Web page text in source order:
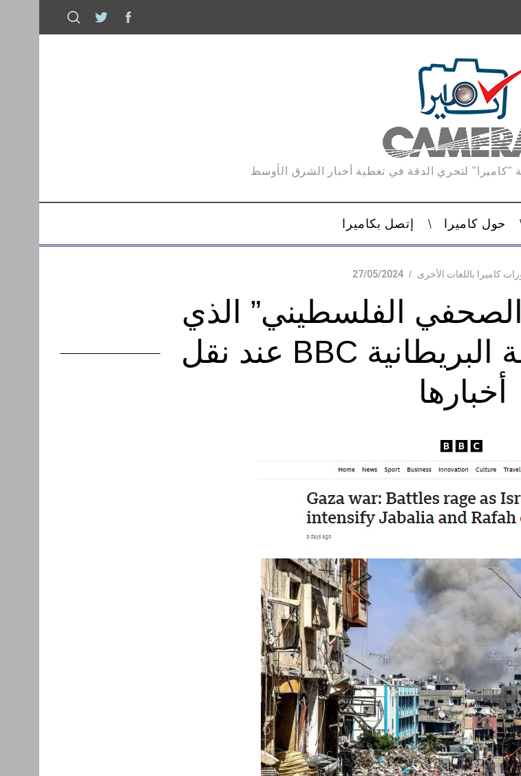
لتحري الدقة في تغطية أخبار الشرق الأوسط
حول كاميرا إتصل بكاميرا
كاميرا باللغات الأخرى 27/05/2024
الفلسطيني” الذي
تتداوله هيئة الإذاعة البريطانية BBC عند نقل
أخبارها